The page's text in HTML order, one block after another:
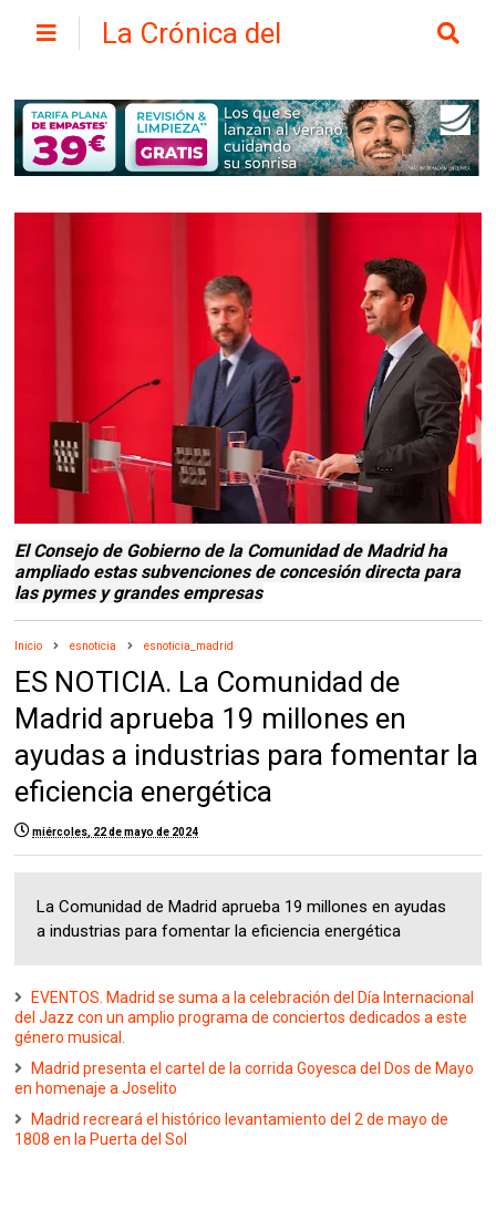
La Crónica del
El Consejo de Gobierno de la Comunidad de Madrid ha
ampliado estas subvenciones de concesión directa para
las pymes y grandes empresas
Inicio esnoticia esnoticia_madrid
ES NOTICIA. La Comunidad de
Madrid aprueba 19 millones en
ayudas a industrias para fomentar la
eficiencia energética
miércoles, 22 de mayo de 2024
La Comunidad de Madrid aprueba 19 millones en ayudas
a industrias para fomentar la eficiencia energética
EVENTOS. Madrid se suma a la celebración del Día Internacional
del Jazz con un amplio programa de conciertos dedicados a este
género musical.
Madrid presenta el cartel de la corrida Goyesca del Dos de Mayo
en homenaje a Joselito
Madrid recreará el histórico levantamiento del 2 de mayo de
1808 en la Puerta del Sol